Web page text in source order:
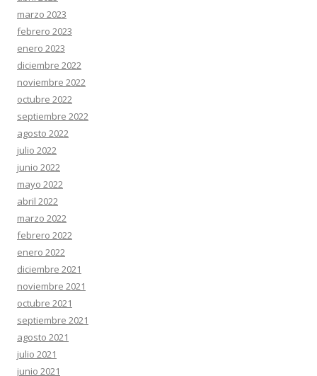
marzo 2023
febrero 2023
enero 2023
diciembre 2022
noviembre 2022
octubre 2022
septiembre 2022
agosto 2022
julio 2022
junio 2022
mayo 2022
abril 2022
marzo 2022
febrero 2022
enero 2022
diciembre 2021
noviembre 2021
octubre 2021
septiembre 2021
agosto 2021
julio 2021
junio 2021